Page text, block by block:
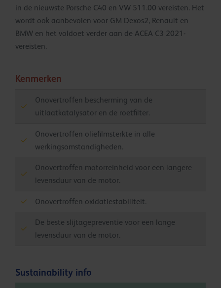
in de nieuwste Porsche C40 en VW 511.00 vereisten. Het
wordt ook aanbevolen voor GM Dexos2, Renault en
BMW en het voldoet verder aan de ACEA C3 2021-
vereisten.
Kenmerken
Onovertroffen bescherming van de
uitlaatkatalysator en de roetfilter.
Onovertroffen oliefilmsterkte in alle
werkingsomstandigheden.
Onovertroffen motorreinheid voor een langere
levensduur van de motor.
Onovertroffen oxidatiestabiliteit.
De beste slijtagepreventie voor een lange
levensduur van de motor.
Sustainability info